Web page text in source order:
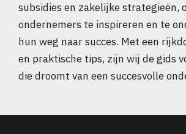
subsidies en zakelijke strategieën,
ondernemers te inspireren en te
hun weg naar succes. Met een
en praktische tips, zijn wij de gids
die droomt van een succesvolle